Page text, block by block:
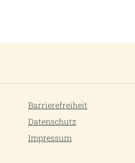
Barrierefreiheit
Datenschutz
Impressum